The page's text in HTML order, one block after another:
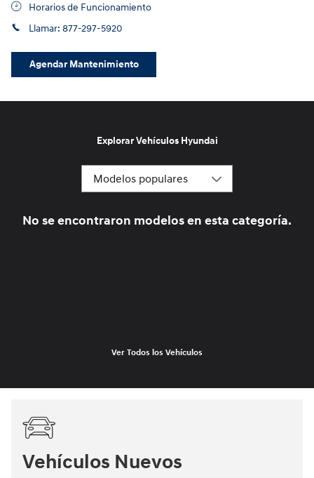
Horarios de Funcionamiento
Llamar: 877-297-5920
Agendar Mantenimiento
Explorar Vehículos Hyundai
No se encontraron modelos en esta categoría.
Ver Todos los Vehículos
Vehículos Nuevos